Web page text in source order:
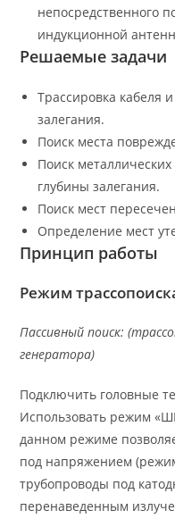
непосредственного
индукционной
Решаемые задачи
Трассировка кабеля
залегания.
Поиск места
Поиск
глубины залегания.
Поиск мест
Определение мест
Принцип работы
Режим
Пассивный поиск:
генератора)
Подключить головные
Использовать режим
данном режиме
под напряжением
трубопроводы под
перенаведенным